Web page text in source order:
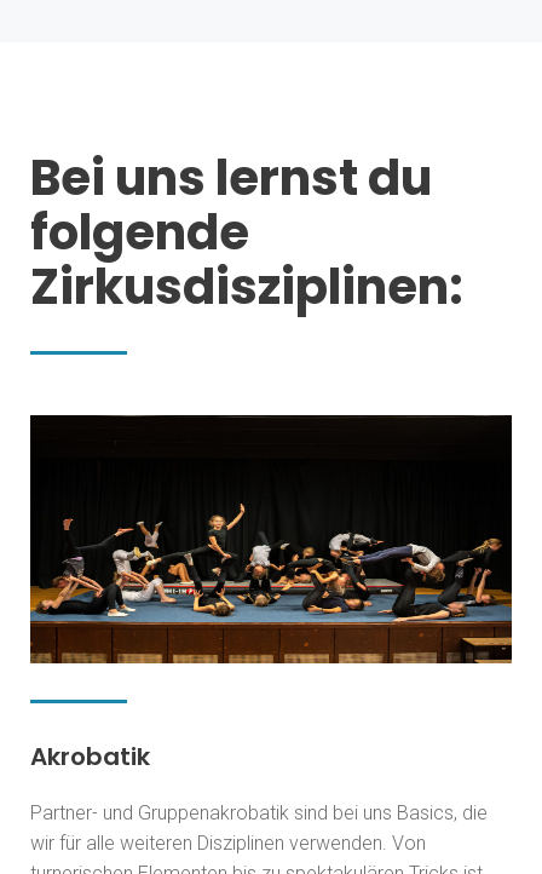
Bei uns lernst du
folgende
Zirkusdisziplinen:
Akrobatik
Partner- und Gruppenakrobatik sind bei uns Basics, die
wir für alle weiteren Disziplinen verwenden. Von